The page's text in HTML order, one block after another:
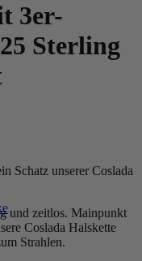
3er-
Sterling
Schatz unserer Coslada
und zeitlos. Mainpunkt
Coslada Halskette
Strahlen.